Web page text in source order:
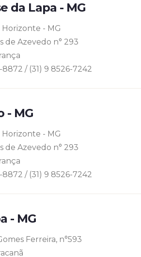
da Lapa - MG
Horizonte - MG
de Azevedo n° 293
8872 / (31) 9 8526-7242
- MG
Horizonte - MG
de Azevedo n° 293
8872 / (31) 9 8526-7242
- MG
Ferreira, n°593